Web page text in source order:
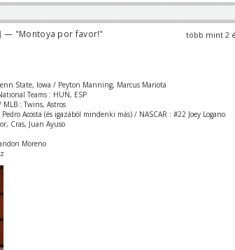
több mint 2
— "Montoya por favor!"
State, Iowa / Peyton Manning, Marcus Mariota
Teams : HUN, ESP
: Twins, Astros
Acosta (és igazából mindenki más) / NASCAR : #22 Joey Logano
Cras, Juan Ayuso
Moreno